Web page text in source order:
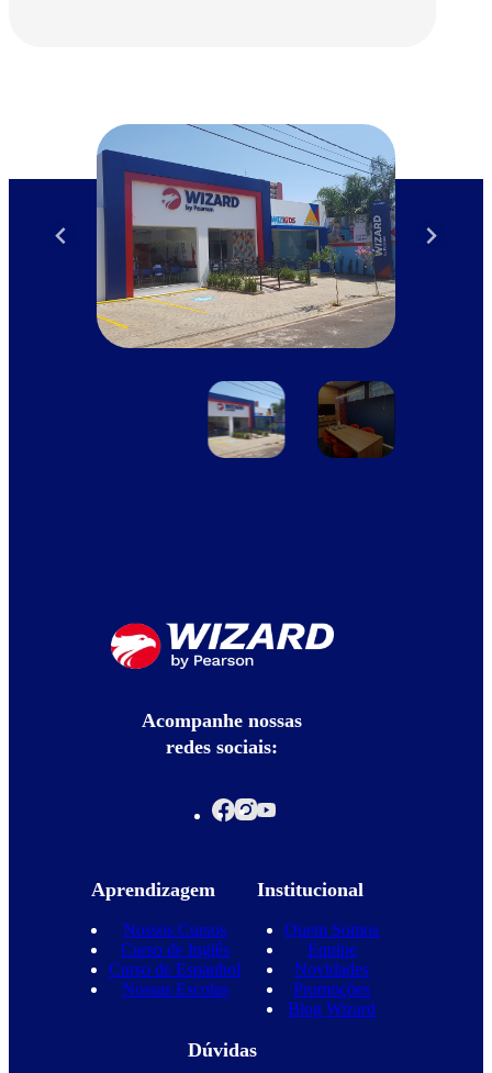
Acompanhe nossas
redes sociais:
Aprendizagem
Nossos Cursos
Curso de Inglês
Curso de Espanhol
Nossas Escolas
Institucional
Quem Somos
Equipe
Novidades
Promoções
Blog Wizard
Dúvidas